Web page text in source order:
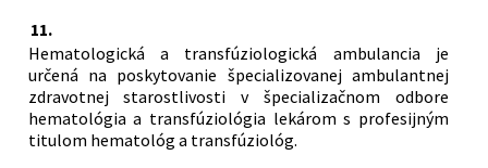
11.
Hematologická a transfúziologická ambulancia je
určená na poskytovanie špecializovanej ambulantnej
zdravotnej starostlivosti v špecializačnom odbore
hematológia a transfúziológia lekárom s profesijným
titulom hematológ a transfúziológ.